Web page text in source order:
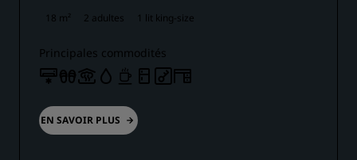
18 m² 2 adultes 1 lit king-size
Principales commodités
EN SAVOIR PLUS